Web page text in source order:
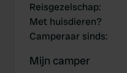
Reisgezelschap:
Met huisdieren?
Camperaar sinds:
Mijn camper